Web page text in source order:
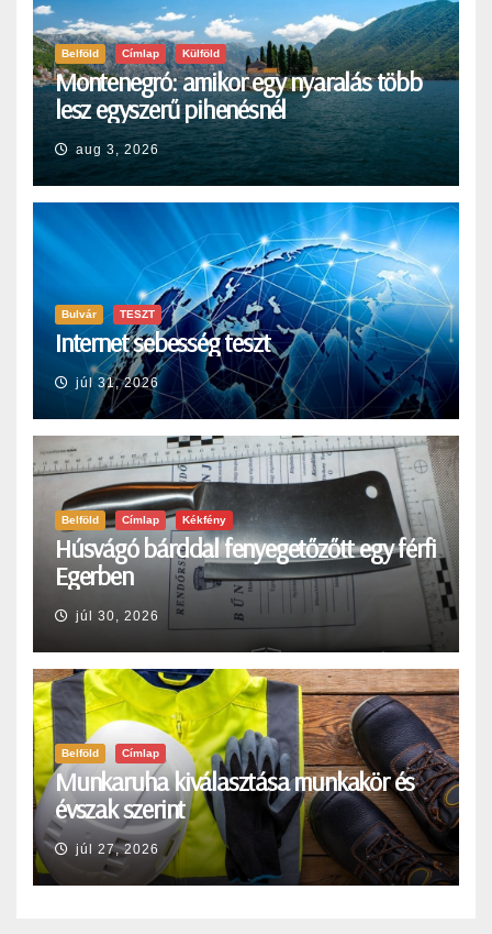
Belföld Címlap Külföld
Montenegró: amikor egy nyaralás több
lesz egyszerű pihenésnél
aug 3, 2026
Bulvár TESZT
Internet sebesség teszt
júl 31, 2026
Belföld Címlap Kékfény
Húsvágó bárddal fenyegetőzőtt egy férfi
Egerben
júl 30, 2026
Belföld Címlap
Munkaruha kiválasztása munkakör és
évszak szerint
júl 27, 2026